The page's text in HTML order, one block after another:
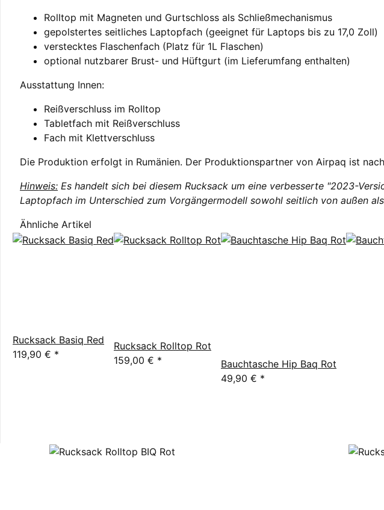
Rolltop mit Magneten und Gurtschloss als Schließmechanismus
gepolstertes seitliches Laptopfach (geeignet für Laptops bis zu 17,0 Zoll)
verstecktes Flaschenfach (Platz für 1L Flaschen)
optional nutzbarer Brust- und Hüftgurt (im Lieferumfang enthalten)
Ausstattung Innen:
Reißverschluss im Rolltop
Tabletfach mit Reißverschluss
Fach mit Klettverschluss
Die Produktion erfolgt in Rumänien. Der Produktionspartner von Airpaq ist
Hinweis: Es handelt sich bei diesem Rucksack um eine verbesserte "2023-
Laptopfach im Unterschied zum Vorgängermodell sowohl seitlich von außen
Ähnliche Artikel
Rucksack Basiq Red
119,90 € *
Rucksack Rolltop Rot
159,00 € *
Bauchtasche Hip Baq Rot
49,90 € *